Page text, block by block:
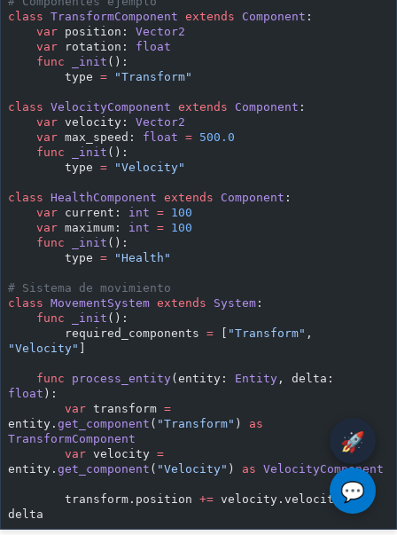
class TransformComponent extends Component :
    var
position: Vector2
    var
rotation: float
    func
_init ():
        type
= "Transform"
class VelocityComponent extends Component :
    var
velocity: Vector2
    var
max_speed: float = 500.0
    func
_init ():
        type
= "Velocity"
class HealthComponent extends Component :
    var
current: int = 100
    var
maximum: int = 100
    func
_init ():
        type
= "Health"
# Sistema de movimiento
class MovementSystem extends System :
    func
_init ():
        required_components
= "Transform"
"Velocity"
    func
process_entity(entity: Entity
float ):
        var
transform =
entity. get_component ( "Transform" ) as
TransformComponent
        var
velocity =
entity. get_component ( "Velocity" ) as VelocityComponent
        transform.position
+= velocity.velocity *
delta
🚀
💬